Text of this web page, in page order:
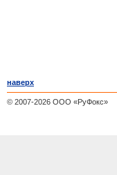
наверх
© 2007-2026 ООО «РуФокс»